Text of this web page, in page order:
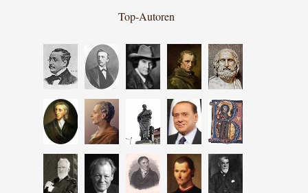
Top-Autoren